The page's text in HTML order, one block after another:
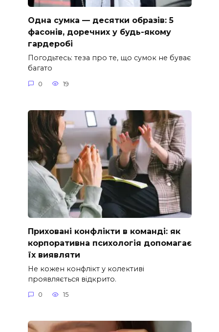
Одна сумка — десятки образів: 5
фасонів, доречних у будь-якому
гардеробі
Погодьтесь: теза про те, що сумок не буває
багато
0 19
Приховані конфлікти в команді: як
корпоративна психологія допомагає
їх виявляти
Не кожен конфлікт у колективі
проявляється відкрито.
0 15